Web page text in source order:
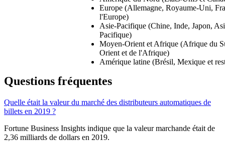
Europe (Allemagne, Royaume-Uni,
l'Europe)
Asie-Pacifique (Chine, Inde, Japon,
Pacifique)
Moyen-Orient et Afrique (Afrique du
Orient et de l'Afrique)
Amérique latine (Brésil, Mexique et
Questions fréquentes
Quelle était la valeur du marché des distributeurs automatiques de
billets en 2019 ?
Fortune Business Insights indique que la valeur marchande était de
2,36 milliards de dollars en 2019.